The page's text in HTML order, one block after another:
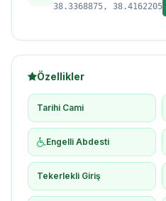
38.3368875, 38.4162205
Özellikler
Tarihi Cami
Engelli Abdesti
Tekerlekli Giriş